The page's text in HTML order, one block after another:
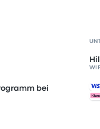
bei